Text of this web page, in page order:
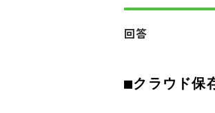
回答
■クラウド保